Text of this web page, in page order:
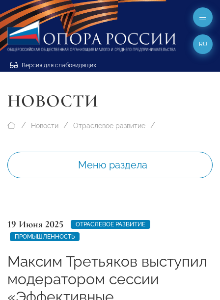
Версия для слабовидящих
RU
НОВОСТИ
Новости Отраслевое развитие
Меню раздела
19 Июня 2025
ОТРАСЛЕВОЕ РАЗВИТИЕ
ПРОМЫШЛЕННОСТЬ
Максим Третьяков выступил
модератором сессии